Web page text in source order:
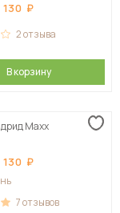
130
2отзыва
В корзину
Maxx
130
7отзывов